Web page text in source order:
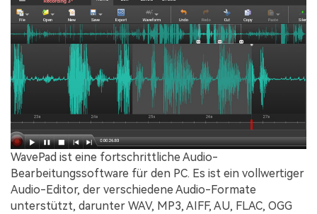
WavePad ist eine fortschrittliche Audio-
Bearbeitungssoftware für den PC. Es ist ein vollwertiger
Audio-Editor, der verschiedene Audio-Formate
unterstützt, darunter WAV, MP3, AIFF, AU, FLAC, OGG